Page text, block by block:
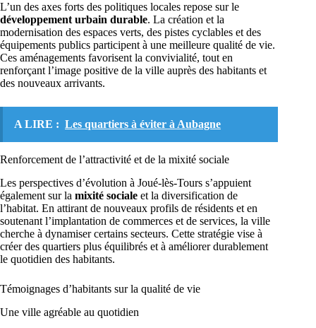
L’un des axes forts des politiques locales repose sur le
développement urbain durable. La création et la
modernisation des espaces verts, des pistes cyclables et des
équipements publics participent à une meilleure qualité de vie.
Ces aménagements favorisent la convivialité, tout en
renforçant l’image positive de la ville auprès des habitants et
des nouveaux arrivants.
A LIRE : Les quartiers à éviter à Aubagne
Renforcement de l’attractivité et de la mixité sociale
Les perspectives d’évolution à Joué-lès-Tours s’appuient
également sur la mixité sociale et la diversification de
l’habitat. En attirant de nouveaux profils de résidents et en
soutenant l’implantation de commerces et de services, la ville
cherche à dynamiser certains secteurs. Cette stratégie vise à
créer des quartiers plus équilibrés et à améliorer durablement
le quotidien des habitants.
Témoignages d’habitants sur la qualité de vie
Une ville agréable au quotidien